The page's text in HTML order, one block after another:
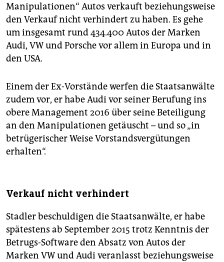
Manipulationen“ Autos verkauft beziehungsweise
den Verkauf nicht verhindert zu haben. Es gehe
um insgesamt rund 434.400 Autos der Marken
Audi, VW und Porsche vor allem in Europa und in
den USA.
Einem der Ex-Vorstände werfen die Staatsanwälte
zudem vor, er habe Audi vor seiner Berufung ins
obere Management 2016 über seine Beteiligung
an den Manipulationen getäuscht – und so „in
betrügerischer Weise Vorstandsvergütungen
erhalten“.
Verkauf nicht verhindert
Stadler beschuldigen die Staatsanwälte, er habe
spätestens ab September 2015 trotz Kenntnis der
Betrugs-Software den Absatz von Autos der
Marken VW und Audi veranlasst beziehungsweise